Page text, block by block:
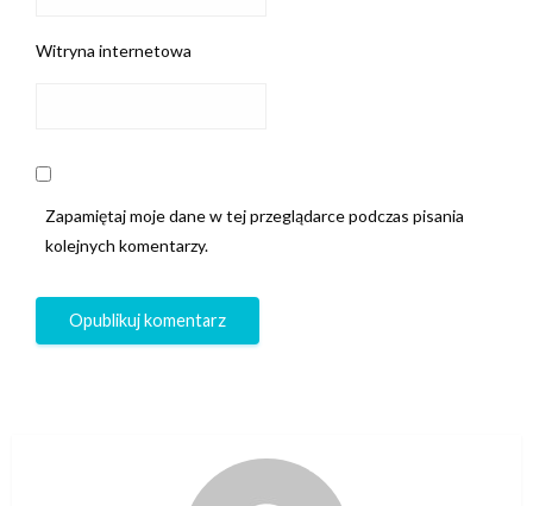
Witryna internetowa
Zapamiętaj moje dane w tej przeglądarce podczas pisania
kolejnych komentarzy.